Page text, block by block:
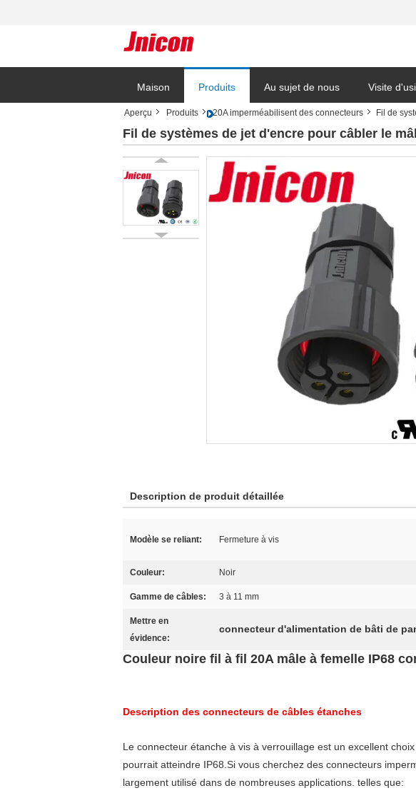
Maison Produits Au sujet de nous Visite
Blog
Aperçu Produits 20A imperméabilisent des connecteurs Fil de
Fil de systèmes de jet d'encre pour câbler le
Description de produit détaillée
Modèle se reliant: Fermeture à vis
Couleur: Noir
Gamme de câbles: 3 à 11 mm
Mettre en
évidence:
connecteur d'alimentation de bâti de
Couleur noire fil à fil 20A mâle à femelle IP68
Description des connecteurs de câbles étanches
Le connecteur étanche à vis à verrouillage est un excellent
pourrait atteindre IP68.Si vous cherchez des connecteurs
largement utilisé dans de nombreuses applications. telles que: